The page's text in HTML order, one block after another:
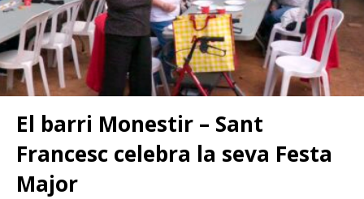
El barri Monestir – Sant
Francesc celebra la seva Festa
Major